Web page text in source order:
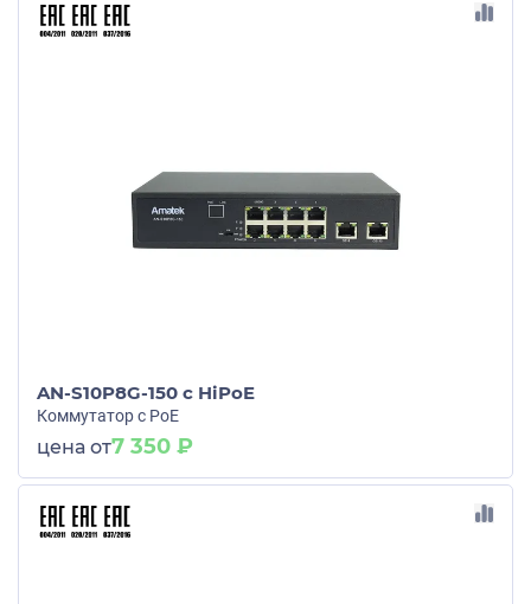
AN-S10P8G-150 c HiPoE
Коммутатор с PoE
цена от7 350 ₽